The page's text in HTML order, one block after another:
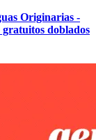
Originarias -
gratuitos doblados